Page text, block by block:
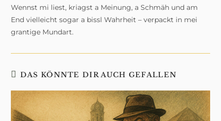
Wennst mi liest, kriagst a Meinung, a Schmäh und am
End vielleicht sogar a bissl Wahrheit – verpackt in mei
grantige Mundart.
DAS KÖNNTE DIR AUCH GEFALLEN